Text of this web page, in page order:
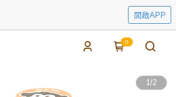
開啟APP
0
1/2